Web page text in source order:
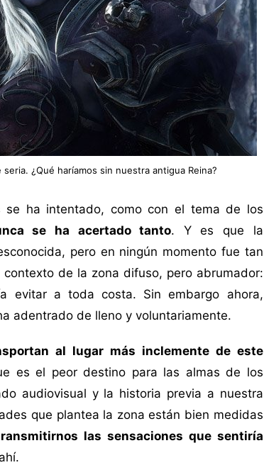
¿Qué haríamos sin nuestra antigua Reina?
ha intentado, como con el tema de los
se ha acertado tanto. Y es que la
pero en ningún momento fue tan
de la zona difuso, pero abrumador:
evitar a toda costa. Sin embargo ahora,
adentrado de lleno y voluntariamente.
al lugar más inclemente de este
es el peor destino para las almas de los
audiovisual y la historia previa a nuestra
que plantea la zona están bien medidas
las sensaciones que sentiría